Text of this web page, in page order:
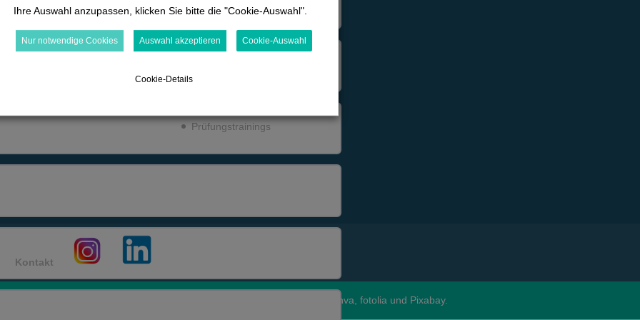
0% VOLLSTÄNDIG 0/0 Schritte
0% VOLLSTÄNDIG 0/0 Schritte
Atmungstherapie
TeleDocAssist basic
Prü­fungs­trai­nings
Kontakt
dieser Website wurden lizensiert durch: AbobeStock, envato elements, Canva, fotolia und Pixabay.
Ihre Auswahl anzupassen, klicken Sie bitte die "Cookie-Auswahl".
Nur notwendige Cookies Auswahl akzeptieren Cookie-Auswahl
Cookie-Details